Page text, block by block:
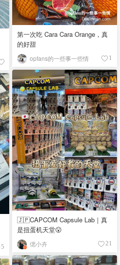
第一次吃 Cara Cara Orange，真
的好甜
opfans的一些事一些情 1
🇯🇵CAPCOM Capsule Lab｜真
是扭蛋机天堂😮
偲小卉 21
5